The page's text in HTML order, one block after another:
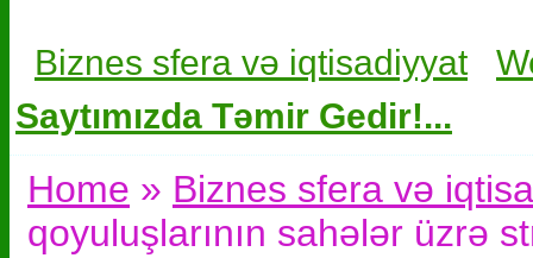
Biznes sfera və iqtisadiyyat
Saytımızda Təmir Gedir!...
Home » Biznes sfera və
qoyuluşlarının sahələr üzrə